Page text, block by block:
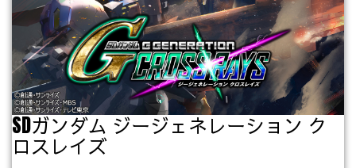
SDガンダム ジージェネレーション ク
ロスレイズ